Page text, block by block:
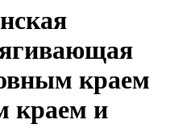
краем
краем и